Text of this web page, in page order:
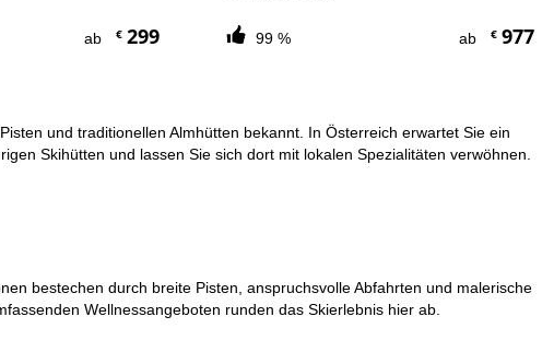
ab €299 99 % ab €977
und traditionellen Almhütten bekannt. In Österreich erwartet Sie ein
Skihütten und lassen Sie sich dort mit lokalen Spezialitäten verwöhnen.
bestechen durch breite Pisten, anspruchsvolle Abfahrten und malerische
Wellnessangeboten runden das Skierlebnis hier ab.